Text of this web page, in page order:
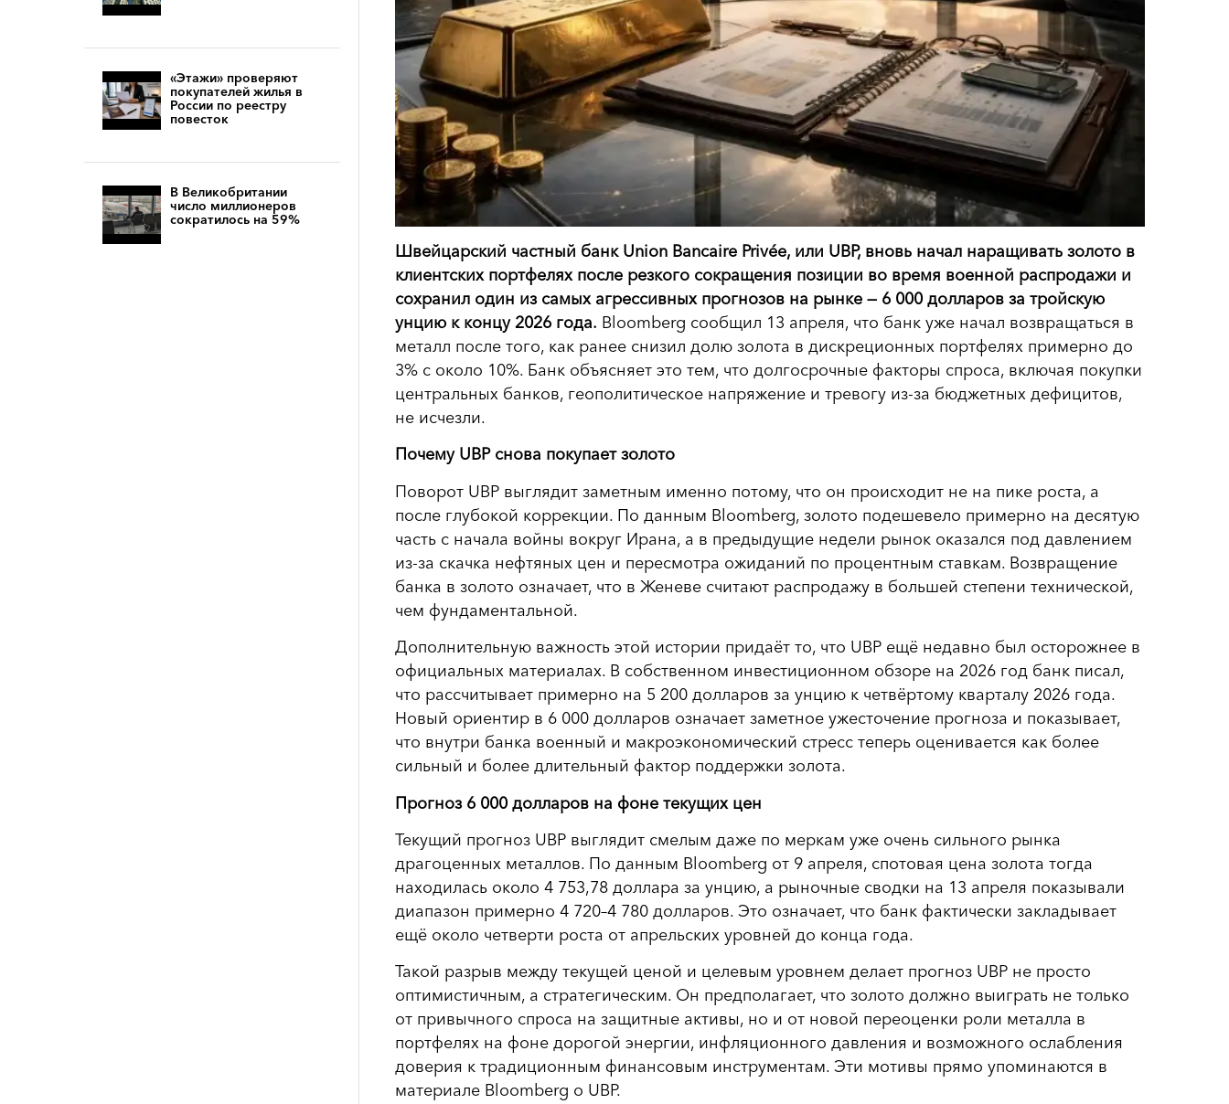
«Этажи» проверяют
покупателей жилья в
России по реестру
повесток
В Великобритании
число миллионеров
сократилось на 59%
Швейцарский частный банк Union Bancaire Privée, или UBP, вновь начал наращивать золото в
клиентских портфелях после резкого сокращения позиции во время военной распродажи и
сохранил один из самых агрессивных прогнозов на рынке — 6 000 долларов за тройскую
унцию к концу 2026 года. Bloomberg сообщил 13 апреля, что банк уже начал возвращаться в
металл после того, как ранее снизил долю золота в дискреционных портфелях примерно до
3% с около 10%. Банк объясняет это тем, что долгосрочные факторы спроса, включая покупки
центральных банков, геополитическое напряжение и тревогу из-за бюджетных дефицитов,
не исчезли.
Почему UBP снова покупает золото
Поворот UBP выглядит заметным именно потому, что он происходит не на пике роста, а
после глубокой коррекции. По данным Bloomberg, золото подешевело примерно на десятую
часть с начала войны вокруг Ирана, а в предыдущие недели рынок оказался под давлением
из-за скачка нефтяных цен и пересмотра ожиданий по процентным ставкам. Возвращение
банка в золото означает, что в Женеве считают распродажу в большей степени технической,
чем фундаментальной.
Дополнительную важность этой истории придаёт то, что UBP ещё недавно был осторожнее в
официальных материалах. В собственном инвестиционном обзоре на 2026 год банк писал,
что рассчитывает примерно на 5 200 долларов за унцию к четвёртому кварталу 2026 года.
Новый ориентир в 6 000 долларов означает заметное ужесточение прогноза и показывает,
что внутри банка военный и макроэкономический стресс теперь оценивается как более
сильный и более длительный фактор поддержки золота.
Прогноз 6 000 долларов на фоне текущих цен
Текущий прогноз UBP выглядит смелым даже по меркам уже очень сильного рынка
драгоценных металлов. По данным Bloomberg от 9 апреля, спотовая цена золота тогда
находилась около 4 753,78 доллара за унцию, а рыночные сводки на 13 апреля показывали
диапазон примерно 4 720–4 780 долларов. Это означает, что банк фактически закладывает
ещё около четверти роста от апрельских уровней до конца года.
Такой разрыв между текущей ценой и целевым уровнем делает прогноз UBP не просто
оптимистичным, а стратегическим. Он предполагает, что золото должно выиграть не только
от привычного спроса на защитные активы, но и от новой переоценки роли металла в
портфелях на фоне дорогой энергии, инфляционного давления и возможного ослабления
доверия к традиционным финансовым инструментам. Эти мотивы прямо упоминаются в
материале Bloomberg о UBP.